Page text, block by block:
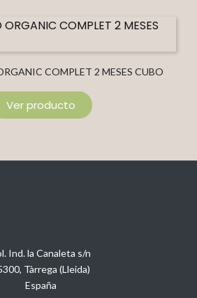
COMPLET 2 MESES CUBO
Ver producto
Ind. la Canaleta s/n
Tàrrega (Lleida)
España